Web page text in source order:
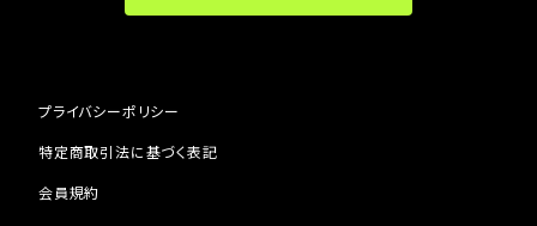
プライバシーポリシー
特定商取引法に基づく表記
会員規約